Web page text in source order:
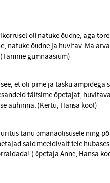
oli natuke õudne, aga
natuke õudne ja huvitav. Ma
gümnaasium)
et oli pime ja
täitsime õpetajat,
auhinna. (Kertu, Hansa kool)
tänu omanäolisusele ning
said meeldivalt teie
( õpetaja Anne, Hansa